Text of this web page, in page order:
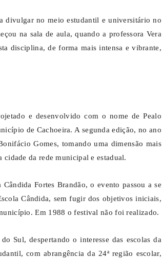
divulgar no meio estudantil e universitário no
na sala de aula, quando a professora Vera
disciplina, de forma mais intensa e vibrante,
e desenvolvido com o nome de Pealo
de Cachoeira. A segunda edição, no ano
Gomes, tomando uma dimensão mais
cidade da rede municipal e estadual.
Fortes Brandão, o evento passou a se
Cândida, sem fugir dos objetivos iniciais,
Em 1988 o festival não foi realizado.
Sul, despertando o interesse das escolas da
com abrangência da 24ª região escolar,